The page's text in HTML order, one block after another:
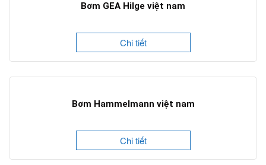
Bơm GEA Hilge việt nam
Chi tiết
Bơm Hammelmann việt nam
Chi tiết